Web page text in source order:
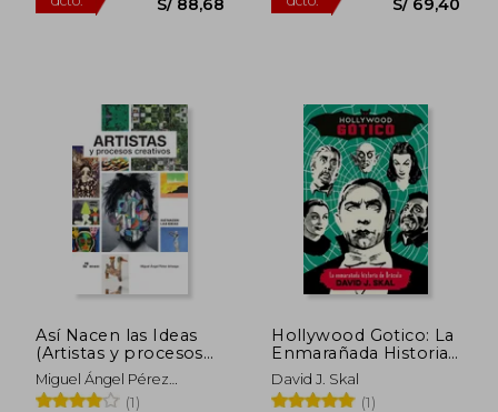
55% 55%
Así Nacen las Ideas
(Artistas y procesos
creativos)
Miguel Ángel Pérez
Arteaga
(1)
Hollywood Gotico: La
Enmarañada Historia
de Dracula
David J. Skal
(1)